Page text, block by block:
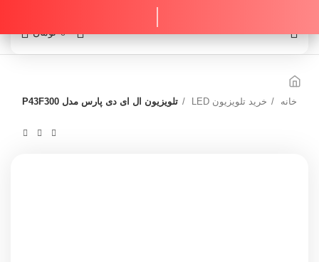
تومان 0
خانه خرید تلویزیون LED تلویزیون ال ای دی پارس مدل P43F300